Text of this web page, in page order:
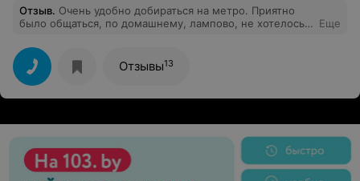
наездами и упреками.
Отзыв. Очень удобно добираться на метро. Приятно
было общаться, по домашнему, лампово, не хотелось
информацию про тур, без лишней воды. Туром остался
доволен. Так держать!
Еще
Отзывы13